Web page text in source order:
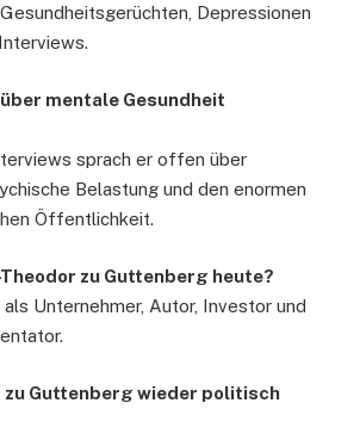
Depressionen
mentale Gesundheit
sprach er offen über
Belastung und den enormen
Öffentlichkeit.
zu Guttenberg heute?
Unternehmer, Autor, Investor und
zu Guttenberg wieder politisch